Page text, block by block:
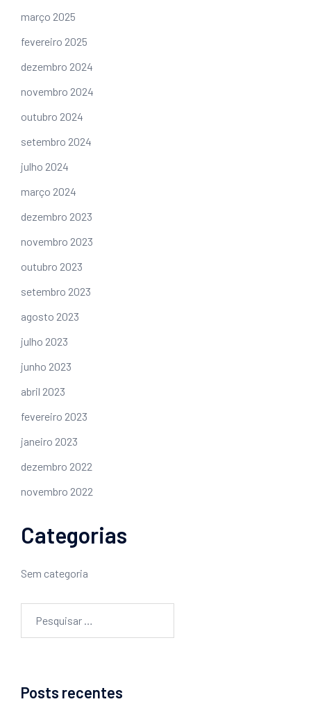
março 2025
fevereiro 2025
dezembro 2024
novembro 2024
outubro 2024
setembro 2024
julho 2024
março 2024
dezembro 2023
novembro 2023
outubro 2023
setembro 2023
agosto 2023
julho 2023
junho 2023
abril 2023
fevereiro 2023
janeiro 2023
dezembro 2022
novembro 2022
Categorias
Sem categoria
Posts recentes